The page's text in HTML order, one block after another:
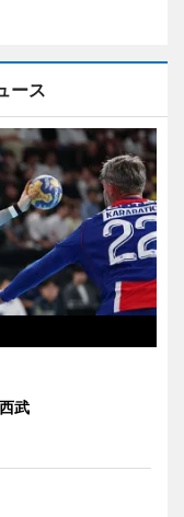
ース
武